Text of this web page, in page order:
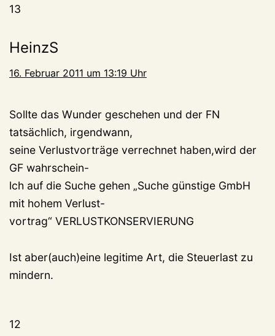
13
HeinzS
16. Februar 2011 um 13:19 Uhr
Sollte das Wunder geschehen und der FN
tatsächlich, irgendwann,
seine Verlustvorträge verrechnet haben,wird der
GF wahrschein-
lch auf die Suche gehen „Suche günstige GmbH
mit hohem Verlust-
vortrag“ VERLUSTKONSERVIERUNG
Ist aber(auch)eine legitime Art, die Steuerlast zu
mindern.
12